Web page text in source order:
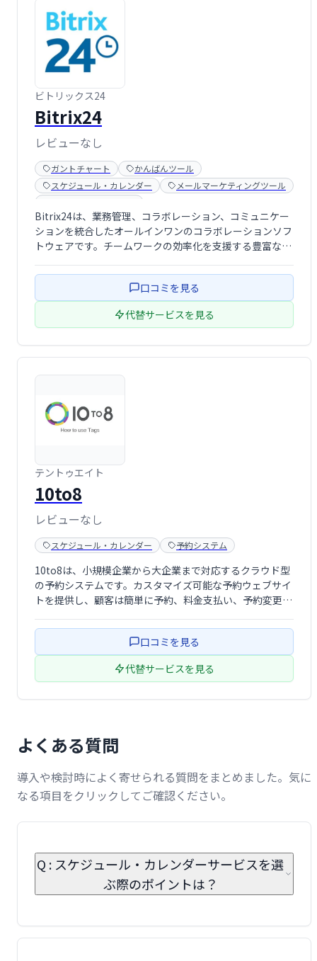
ビトリックス24
Bitrix24
レビューなし
ガントチャート
かんばんツール
スケジュール・カレンダー
メールマーケティングツール
Bitrix24は、業務管理、コラボレーション、コミュニケー
ションを統合したオールインワンのコラボレーションソフ
トウェアです。チームワークの効率化を支援する豊富な機
ァイル共有などを一元的に管理できます。中小企業から大
企業まで、あらゆる規模のビジネス …
口コミを見る
代替サービスを見る
テントゥエイト
10to8
レビューなし
スケジュール・カレンダー 予約システム
10to8は、小規模企業から大企業まで対応するクラウド型
の予約システムです。カスタマイズ可能な予約ウェブサイ
トを提供し、顧客は簡単に予約、料金支払い、予約変更な
で、複数カレンダーの管理や、メール・SMSリマインダー
送信、顧客データ保存など …口コミを見る
代替サービスを見る
よくある質問
導入や検討時によく寄せられる質問をまとめました。気に
なる項目をクリックしてご確認ください。
Q : スケジュール・カレンダーサービスを選
ぶ際のポイントは？